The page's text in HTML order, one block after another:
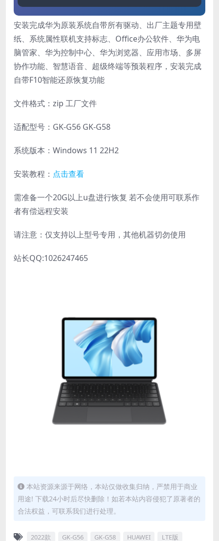
安装完成华为原装系统自带所有驱动、出厂主题专用壁
纸、系统属性联机支持标志、Office办公软件、华为电
脑管家、华为控制中心、华为浏览器、应用市场、多屏
协作功能、智慧语音、超级终端等预装程序，安装完成
自带F10智能还原恢复功能
文件格式：zip 工厂文件
适配型号：GK-G56 GK-G58
系统版本：Windows 11 22H2
安装教程： 点击查看
需准备一个20G以上u盘进行恢复 若不会使用可联系作
者有偿远程安装
请注意：仅支持以上型号专用，其他机器切勿使用
站长QQ:1026247465
本站资源来源于网络，本站仅做收集归纳，严禁用于商业
用途! 下载24小时后尽快删除！如若本站内容侵犯了原著者的
合法权益，可联系我们进行处理。
2022款 GK-G56 GK-G58 HUAWEI LTE版